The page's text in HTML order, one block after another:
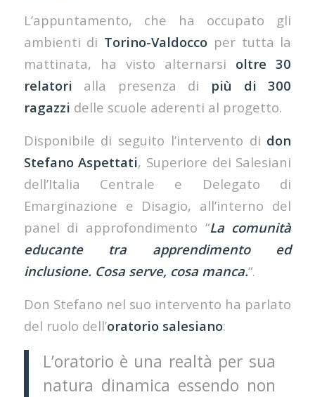
L’appuntamento, che ha occupato gli
ambienti di Torino-Valdocco per tutta la
mattinata, ha visto alternarsi oltre 30
relatori alla presenza di più di 300
ragazzi delle scuole aderenti al progetto.
Disponibile di seguito l’intervento di don
Stefano Aspettati, Superiore dei Salesiani
dell’Italia Centrale e Delegato di
Emarginazione e Disagio, all’interno del
panel di approfondimento “La comunità
educante tra apprendimento ed
inclusione. Cosa serve, cosa manca.“.
Don Stefano nel suo intervento ha parlato
del ruolo dell’oratorio salesiano:
L’oratorio è una realtà per sua
natura dinamica essendo non